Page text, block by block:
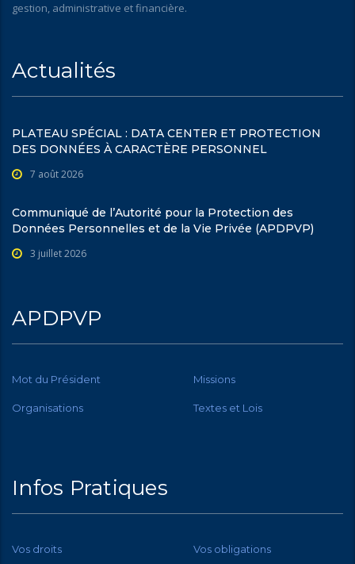
gestion, administrative et financière.
Actualités
PLATEAU SPÉCIAL : DATA CENTER ET PROTECTION
DES DONNÉES À CARACTÈRE PERSONNEL
7 août 2026
Communiqué de l’Autorité pour la Protection des
Données Personnelles et de la Vie Privée (APDPVP)
3 juillet 2026
APDPVP
Mot du Président Missions
Organisations Textes et Lois
Infos Pratiques
Vos droits Vos obligations